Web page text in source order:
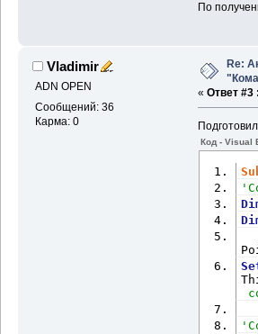
По
Vladimir
ADN OPEN
Сообщений: 36
Карма: 0
Re:
« Ответ #3 :
Код - Visual